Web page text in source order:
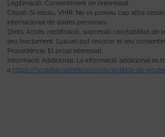
Legitimació: Consentiment de l’interessat.
Cessió: Si escau, VHIR. No es preveu cap altra
internacional de dades personals.
Drets: Accés, rectificació, supressió i portabilitat de
seu tractament. L’usuari pot revocar el seu
Procedència: El propi interessat.
Informació Addicional: La informació addicional es
a https://hospital.vallhebron.com/politica-de-